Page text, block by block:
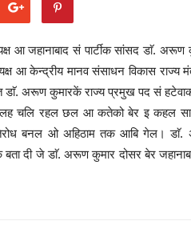
आ जहानाबाद सं पार्टीक सांसद डाॅ.
आ केन्द्रीय मानव संसाधन विकास राज्य
डाॅ. अरूण कुमारकें राज्य प्रमुख पद सं
चलि रहल छल आ कतेको बेर इ कहल
बनल ओ अहिठाम तक आबि गेल।
दी जे डाॅ. अरूण कुमार दोसर बेर